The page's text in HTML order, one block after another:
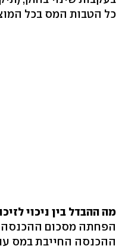
כל הטבות המס בכל
מה ההבדל בין ניכוי
הפחתה מסכום ההכנסה